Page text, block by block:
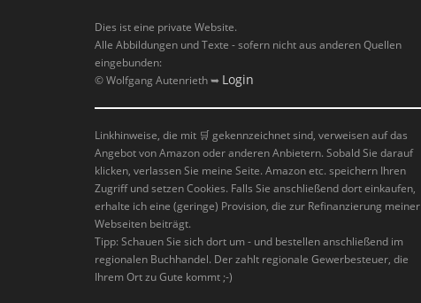
Dies ist eine private Website.
Alle Abbildungen und Texte - sofern nicht aus anderen Quellen
eingebunden:
© Wolfgang Autenrieth ➥ Login
Linkhinweise, die mit 🛒 gekennzeichnet sind, verweisen auf das
Angebot von Amazon oder anderen Anbietern. Sobald Sie darauf
klicken, verlassen Sie meine Seite. Amazon etc. speichern Ihren
Zugriff und setzen Cookies. Falls Sie anschließend dort einkaufen,
erhalte ich eine (geringe) Provision, die zur Refinanzierung meiner
Webseiten beiträgt.
Tipp: Schauen Sie sich dort um - und bestellen anschließend im
regionalen Buchhandel. Der zahlt regionale Gewerbesteuer, die
Ihrem Ort zu Gute kommt ;-)